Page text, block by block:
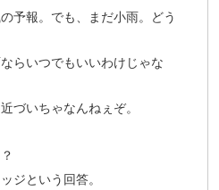
予報。でも、まだ小雨。どう
らいつでもいいわけじゃな
づいちゃなんねぇぞ。
ジという回答。